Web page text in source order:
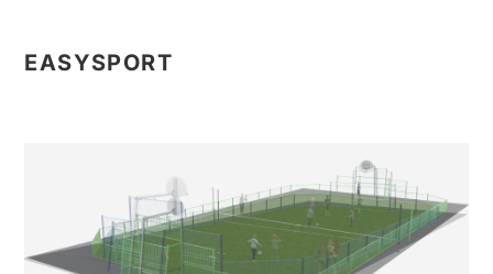
EASYSPORT